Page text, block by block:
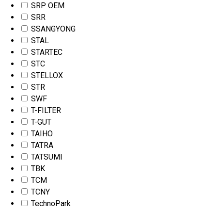
SRP OEM
SRR
SSANGYONG
STAL
STARTEC
STC
STELLOX
STR
SWF
T-FILTER
T-GUT
TAIHO
TATRA
TATSUMI
TBK
TCM
TCNY
TechnoPark